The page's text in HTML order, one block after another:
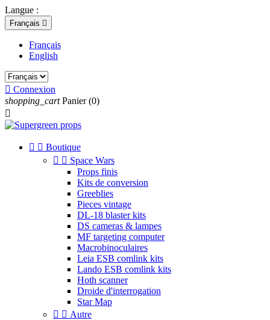
Langue :
Français 
Français
English
 Connexion
shopping_cart Panier (0)

  Boutique
  Space Wars
Props finis
Kits de conversion
Greeblies
Pieces vintage
DL-18 blaster kits
DS cameras & lampes
MF targeting computer
Macrobinoculaires
Leia ESB comlink kits
Lando ESB comlink kits
Hoth scanner
Droide d'interrogation
Star Map
  Autre